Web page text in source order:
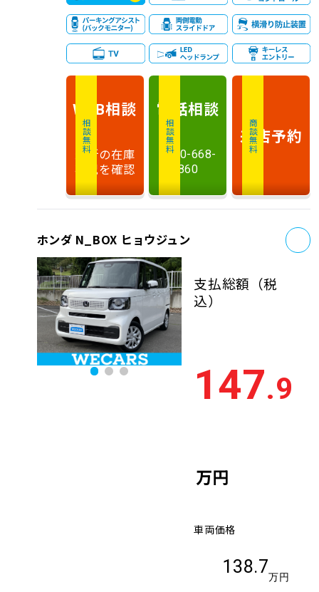
相談無料
WEB相談
最新の在庫
状況を確認
相談無料
電話相談
0120-668-
860
商談無料
来店予約
ホンダ N_BOX ヒョウジュン
支払総額 （税
込）
147.9
万円
車両価格
138.7
万円